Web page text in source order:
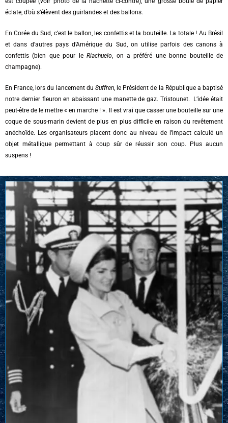
éclate, d’où s’élèvent des guirlandes et des ballons.
En Corée du Sud, c’est le ballon, les confettis et la bouteille. La totale ! Au Brésil
et dans d’autres pays d’Amérique du Sud, on utilise parfois des canons à
confettis (bien que pour leRiachuelo, on a préféré une bonne bouteille de
champagne).
En France, lors du lancement du Suffren, le Président de la République a baptisé
notre dernier fleuron en abaissant une manette de gaz. Tristounet. L’idée était
peut-être de le mettre « en marche ! ». Il est vrai que casser une bouteille sur une
coque de sous-marin devient de plus en plus difficile en raison du revêtement
anéchoïde. Les organisateurs placent donc au niveau de l’impact calculé un
objet métallique permettant à coup sûr de réussir son coup. Plus aucun
suspens !